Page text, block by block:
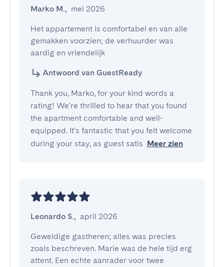
Marko M., mei 2026
Het appartement is comfortabel en van alle
gemakken voorzien; de verhuurder was
aardig en vriendelijk
Antwoord van GuestReady
Thank you, Marko, for your kind words a
rating! We're thrilled to hear that you found
the apartment comfortable and well-
equipped. It's fantastic that you felt welcome
during your stay, as guest satis Meer zien
Leonardo S., april 2026
Geweldige gastheren; alles was precies
zoals beschreven. Marie was de hele tijd erg
attent. Een echte aanrader voor twee